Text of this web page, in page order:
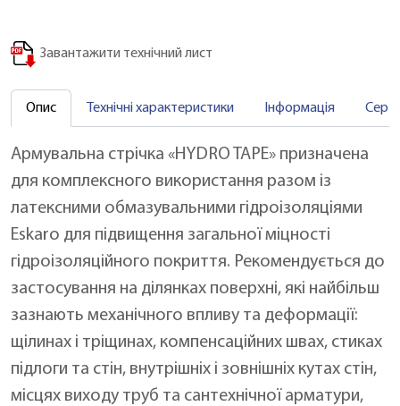
Завантажити технічний лист
Опис Технічні характеристики Інформація
Армувальна стрічка «HYDRO TAPE» призначена
для комплексного використання разом із
латексними обмазувальними гідроізоляціями
Eskaro для підвищення загальної міцності
гідроізоляційного покриття. Рекомендується до
застосування на ділянках поверхні, які найбільш
зазнають механічного впливу та деформації:
щілинах і тріщинах, компенсаційних швах, стиках
підлоги та стін, внутрішніх і зовнішніх кутах стін,
місцях виходу труб та сантехнічної арматури,